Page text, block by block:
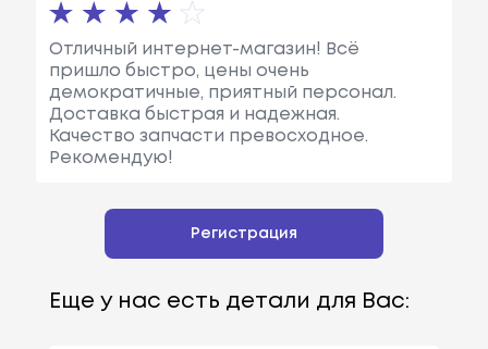
Отличный интернет-магазин! Всё
пришло быстро, цены очень
демократичные, приятный персонал.
Доставка быстрая и надежная.
Качество запчасти превосходное.
Рекомендую!
Регистрация
Еще у нас есть детали для Вас: